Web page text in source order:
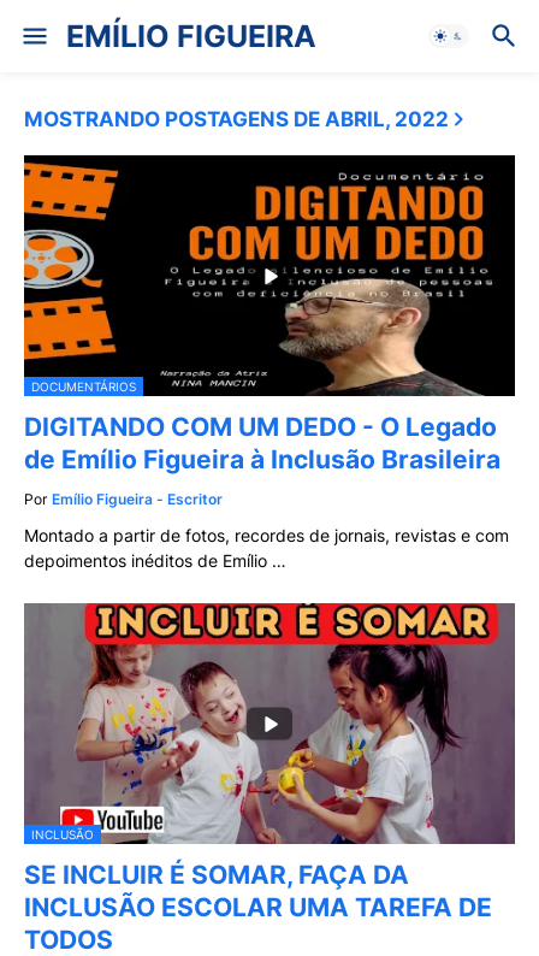
EMÍLIO FIGUEIRA
MOSTRANDO POSTAGENS DE ABRIL, 2022
DOCUMENTÁRIOS
DIGITANDO COM UM DEDO - O Legado
de Emílio Figueira à Inclusão Brasileira
Por Emílio Figueira - Escritor
Montado a partir de fotos, recordes de jornais, revistas e com
depoimentos inéditos de Emílio …
INCLUSÃO
SE INCLUIR É SOMAR, FAÇA DA
INCLUSÃO ESCOLAR UMA TAREFA DE
TODOS